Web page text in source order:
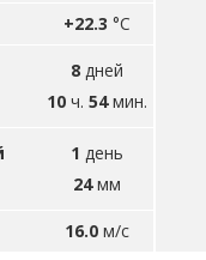
+22.3 °C
8 дней
10 ч. 54мин.
1 день
24мм
16.0 м/с